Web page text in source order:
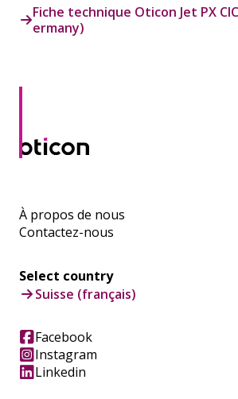
Fiche technique Oticon Jet PX
ermany)
À propos de nous
Contactez-nous
Select country
Suisse (français)
Facebook
Instagram
Linkedin